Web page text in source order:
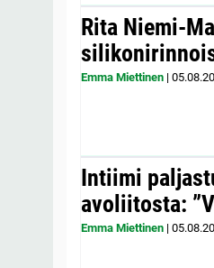
Rita Niemi-
Emma Miettinen |
Intiimi
avoliitosta:
Emma Miettinen |